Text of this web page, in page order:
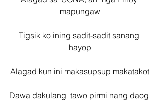
mapungaw
Tigsik ko ining sadit-sadit sanang
hayop
Alagad kun ini makasupsup makatakot
Dawa dakulang  tawo pirmi nang daog